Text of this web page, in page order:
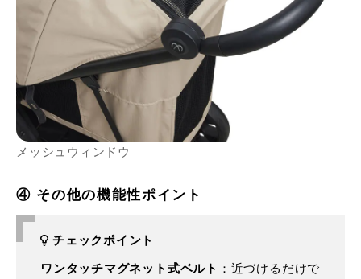
メッシュウィンドウ
④ その他の機能性ポイント
チェックポイント
ワンタッチマグネット式ベルト
：近づけるだけで